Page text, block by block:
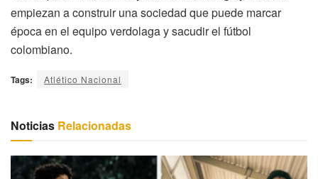
empiezan a construir una sociedad que puede marcar
época en el equipo verdolaga y sacudir el fútbol
colombiano.
Tags: Atlético Nacional
Noticias Relacionadas